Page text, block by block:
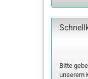
BITTE
GEBEN
Bitte
unserem